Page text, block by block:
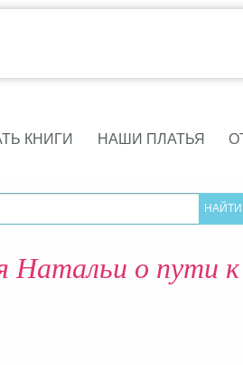
КНИГИ НАШИ ПЛАТЬЯ
Натальи о пути